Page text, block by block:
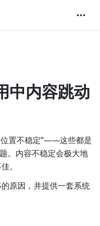
中内容跳动
位置不稳定”——这些都是
。内容不稳定会极大地
。
原因，并提供一套系统